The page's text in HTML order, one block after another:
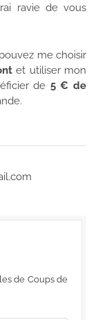
ravie de vous
me choisir
et utiliser mon
de 5 € de
de Coups de